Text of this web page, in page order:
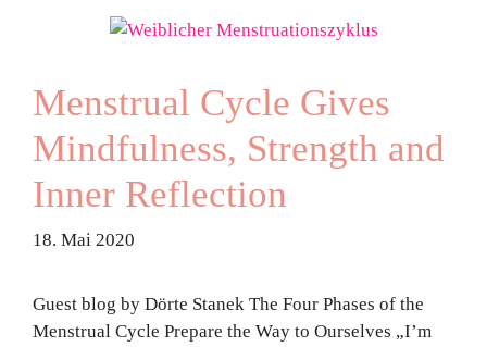
Menstrual Cycle Gives
Mindfulness, Strength and
Inner Reflection
18. Mai 2020
Guest blog by Dörte Stanek The Four Phases of the
Menstrual Cycle Prepare the Way to Ourselves „I’m